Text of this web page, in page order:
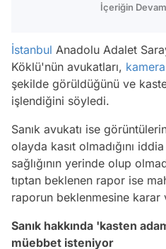
İçeriğin
İstanbul Anadolu Adalet
Köklü'nün avukatları, kamera
şekilde görüldüğünü ve
işlendiğini söyledi.
Sanık avukatı ise
olayda kasıt olmadığını
sağlığının yerinde olup
tıptan beklenen rapor ise
raporun beklenmesine karar
Sanık hakkında 'kasten
müebbet isteniyor